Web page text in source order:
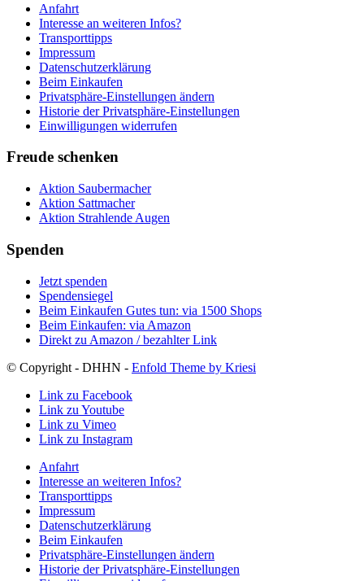
Anfahrt
Interesse an weiteren Infos?
Transporttipps
Impressum
Datenschutzerklärung
Beim Einkaufen
Privatsphäre-Einstellungen ändern
Historie der Privatsphäre-Einstellungen
Einwilligungen widerrufen
Freude schenken
Aktion Saubermacher
Aktion Sattmacher
Aktion Strahlende Augen
Spenden
Jetzt spenden
Spendensiegel
Beim Einkaufen Gutes tun: via 1500 Shops
Beim Einkaufen: via Amazon
Direkt zu Amazon / bezahlter Link
© Copyright - DHHN - Enfold Theme by Kriesi
Link zu Facebook
Link zu Youtube
Link zu Vimeo
Link zu Instagram
Anfahrt
Interesse an weiteren Infos?
Transporttipps
Impressum
Datenschutzerklärung
Beim Einkaufen
Privatsphäre-Einstellungen ändern
Historie der Privatsphäre-Einstellungen